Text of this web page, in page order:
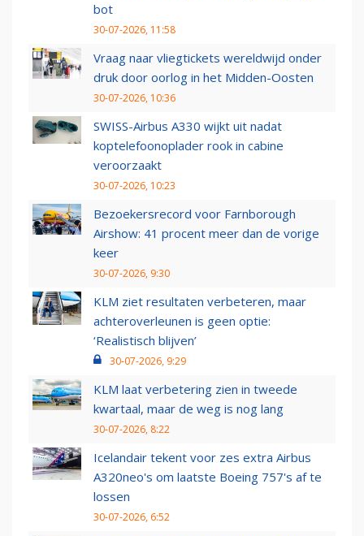
bot
30-07-2026, 11:58
Vraag naar vliegtickets wereldwijd onder
druk door oorlog in het Midden-Oosten
30-07-2026, 10:36
SWISS-Airbus A330 wijkt uit nadat
koptelefoonoplader rook in cabine
veroorzaakt
30-07-2026, 10:23
Bezoekersrecord voor Farnborough
Airshow: 41 procent meer dan de vorige
keer
30-07-2026, 9:30
KLM ziet resultaten verbeteren, maar
achteroverleunen is geen optie:
‘Realistisch blijven’
30-07-2026, 9:29
KLM laat verbetering zien in tweede
kwartaal, maar de weg is nog lang
30-07-2026, 8:22
Icelandair tekent voor zes extra Airbus
A320neo's om laatste Boeing 757's af te
lossen
30-07-2026, 6:52